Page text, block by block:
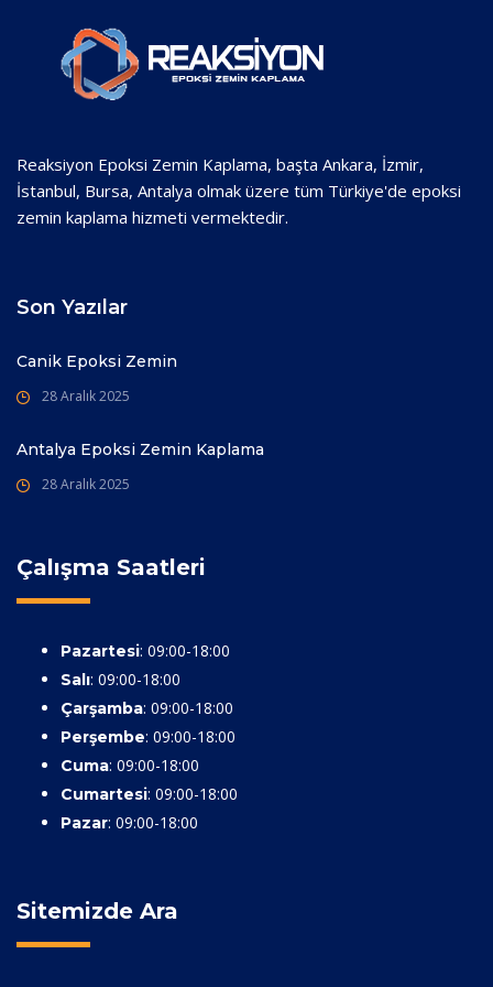
Reaksiyon Epoksi Zemin Kaplama, başta Ankara, İzmir,
İstanbul, Bursa, Antalya olmak üzere tüm Türkiye'de epoksi
zemin kaplama hizmeti vermektedir.
Son Yazılar
Canik Epoksi Zemin
28 Aralık 2025
Antalya Epoksi Zemin Kaplama
28 Aralık 2025
Çalışma Saatleri
Pazartesi: 09:00-18:00
Salı: 09:00-18:00
Çarşamba: 09:00-18:00
Perşembe: 09:00-18:00
Cuma: 09:00-18:00
Cumartesi: 09:00-18:00
Pazar: 09:00-18:00
Sitemizde Ara